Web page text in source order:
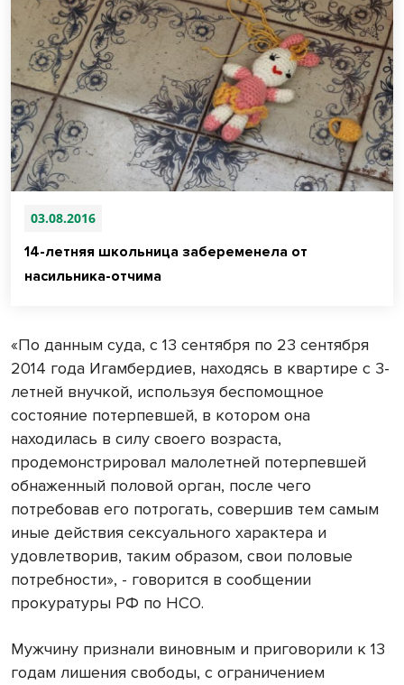
03.08.2016
14-летняя школьница забеременела от
насильника-отчима
«По данным суда, с 13 сентября по 23 сентября
2014 года Игамбердиев, находясь в квартире с 3-
летней внучкой, используя беспомощное
состояние потерпевшей, в котором она
находилась в силу своего возраста,
продемонстрировал малолетней потерпевшей
обнаженный половой орган, после чего
потребовав его потрогать, совершив тем самым
иные действия сексуального характера и
удовлетворив, таким образом, свои половые
потребности», - говорится в сообщении
прокуратуры РФ по НСО.
Мужчину признали виновным и приговорили к 13
годам лишения свободы, с ограничением